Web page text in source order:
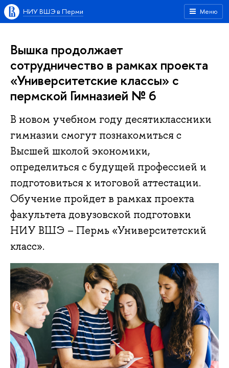
Меню
НИУ ВШЭ в Перми
Вышка продолжает
сотрудничество в рамках проекта
«Университетские классы» с
пермской Гимназией № 6
В новом учебном году десятиклассники
гимназии смогут познакомиться с
Высшей школой экономики,
определиться с будущей профессией и
подготовиться к итоговой аттестации.
Обучение пройдет в рамках проекта
факультета довузовской подготовки
НИУ ВШЭ – Пермь «Университетский
класс».